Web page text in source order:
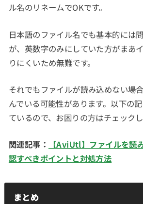
ル名のリネームでOKです。
日本語のファイル名でも基本的には
が、英数字のみにしていた方がまあ
りにくいため無難です。
それでもファイルが読み込めない場
んでいる可能性があります。以下の
ているので、お困りの方はチェック
関連記事：
【AviUtl】ファイルを読
認すべきポイントと対処方法
まとめ